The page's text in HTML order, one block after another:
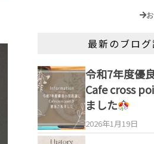
最新のブロ
令和7年度優
Cafe cross
ました
2026年1月19日